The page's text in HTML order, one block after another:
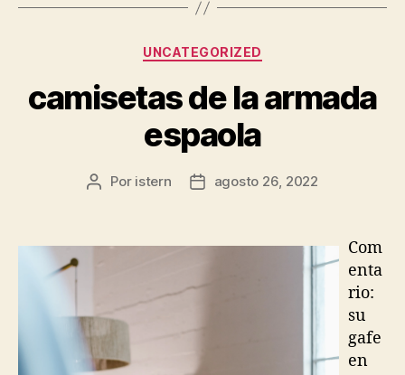
Categorías
UNCATEGORIZED
camisetas de la armada
espaola
Autor
Por istern
Fechaagosto 26, 2022
Com
enta
rio:
su
gafe
en